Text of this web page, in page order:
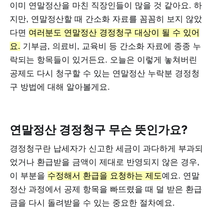
이미 연말정산을 마친 직장인들이 많을 것 같아요. 하
지만, 연말정산할 때 간소화 자료를 꼼꼼히 보지 않았
다면 여러분도 연말정산 경정청구 대상이 될 수 있어
요. 기부금, 의료비, 교육비 등 간소화 자료에 종종 누
락되는 항목들이 있거든요. 오늘은 이렇게 놓쳐버린
공제도 다시 청구할 수 있는 연말정산 누락분 경정청
구 방법에 대해 알아볼게요.
연말정산 경정청구 무슨 뜻인가요?
경정청구란 납세자가 신고한 세금이 과다하게 부과되
었거나 환급받을 금액이 제대로 반영되지 않은 경우,
이 부분을 수정해서 환급을 요청하는 제도예요. 연말
정산 과정에서 공제 항목을 빠뜨렸을 때 덜 받은 환급
금을 다시 돌려받을 수 있는 중요한 절차예요.